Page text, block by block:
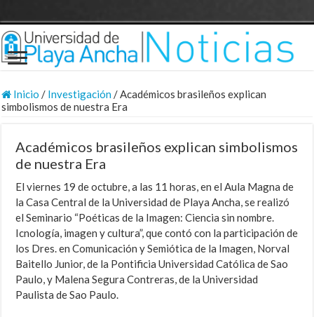
Inicio / Investigación/Académicos brasileños explican
simbolismos de nuestra Era
Académicos brasileños explican simbolismos
de nuestra Era
El viernes 19 de octubre, a las 11 horas, en el Aula Magna de
la Casa Central de la Universidad de Playa Ancha, se realizó
el Seminario “Poéticas de la Imagen: Ciencia sin nombre.
Icnología, imagen y cultura”, que contó con la participación de
los Dres. en Comunicación y Semiótica de la Imagen, Norval
Baitello Junior, de la Pontificia Universidad Católica de Sao
Paulo, y Malena Segura Contreras, de la Universidad
Paulista de Sao Paulo.